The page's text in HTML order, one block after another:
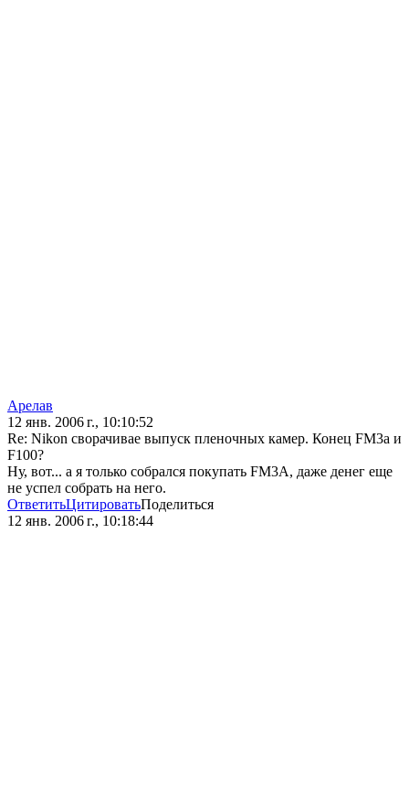
Арелав
12 янв. 2006 г., 10:10:52
Re: Nikon сворачивае выпуск пленочных камер. Конец FM3a и
F100?
Ну, вот... а я только собрался покупать FM3A, даже денег еще
не успел собрать на него.
ОтветитьЦитироватьПоделиться
12 янв. 2006 г., 10:18:44